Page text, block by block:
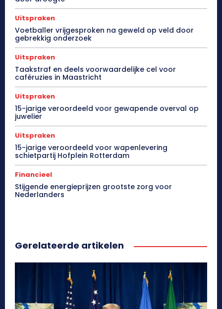
Uitspraken
Voetballer vrijgesproken na geweld op veld door
gebrekkig onderzoek
Uitspraken
Taakstraf en deels voorwaardelijke cel voor
caféruzies in Maastricht
Uitspraken
15-jarige veroordeeld voor gewapende overval op
juwelier
Uitspraken
15-jarige veroordeeld voor wapenlevering
schietpartij Hofplein Rotterdam
Financieel
Stijgende energieprijzen grootste zorg voor
Nederlanders
Gerelateerde artikelen